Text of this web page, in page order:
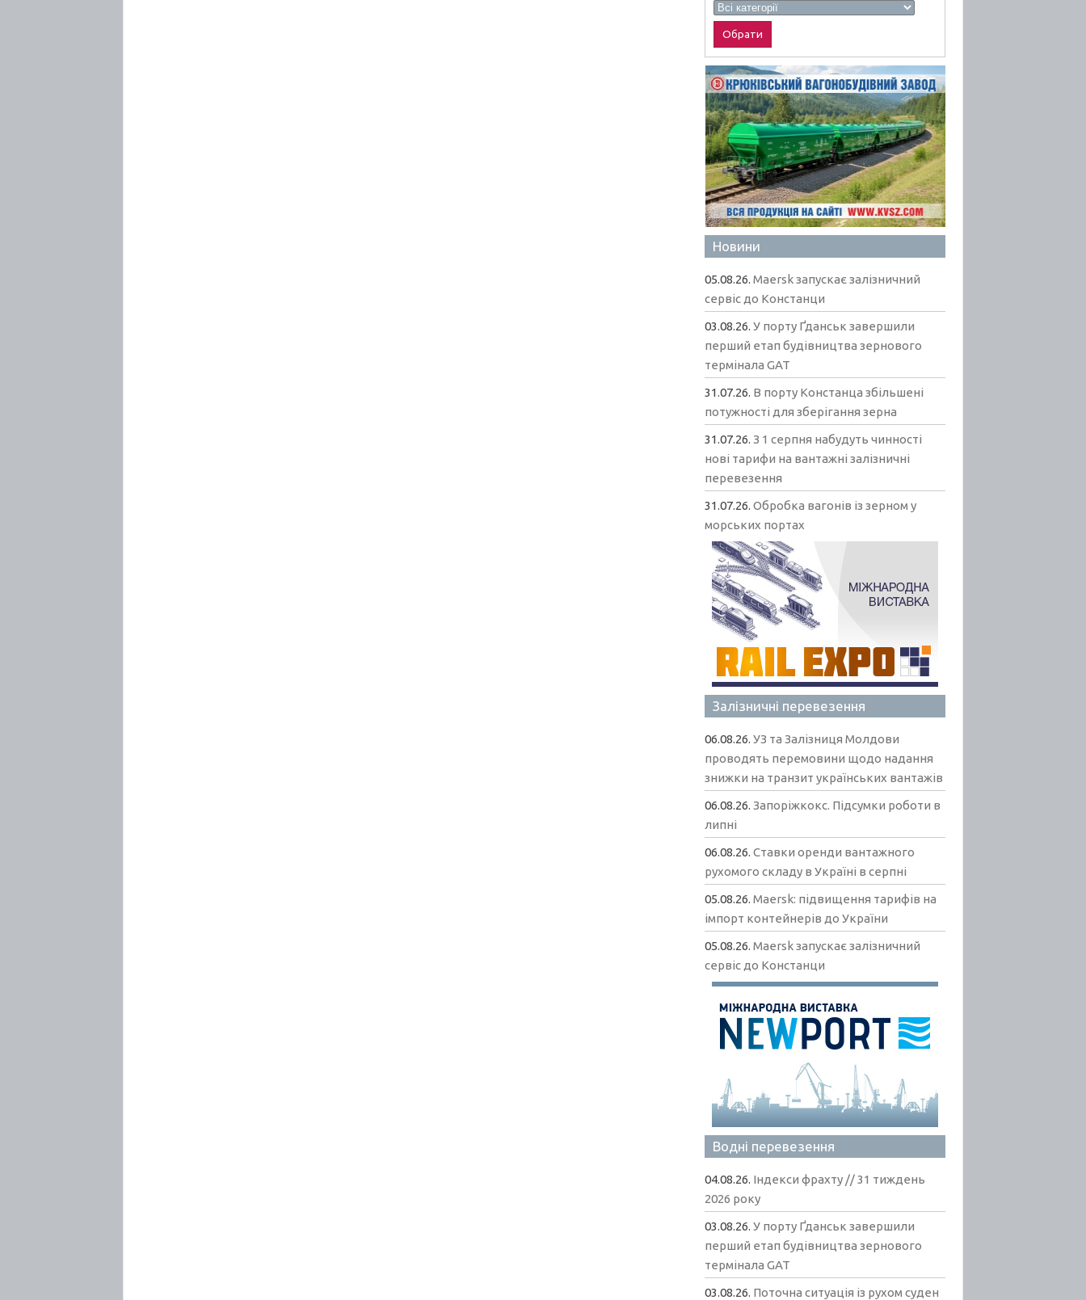
Новини
05.08.26.Maersk запускає залізничний
сервіс до Констанци
03.08.26.У порту Ґданськ завершили
перший етап будівництва зернового
термінала GAT
31.07.26. В порту Констанца збільшені
потужності для зберігання зерна
31.07.26.З 1 серпня набудуть чинності
нові тарифи на вантажні залізничні
перевезення
31.07.26.Обробка вагонів із зерном у
морських портах
Залізничні перевезення
06.08.26.УЗ та Залізниця Молдови
проводять перемовини щодо надання
знижки на транзит українських вантажів
06.08.26.Запоріжкокс. Підсумки роботи в
липні
06.08.26.Ставки оренди вантажного
рухомого складу в Україні в серпні
05.08.26.Maersk: підвищення тарифів на
імпорт контейнерів до України
05.08.26.Maersk запускає залізничний
сервіс до Констанци
Водні перевезення
04.08.26. Індекси фрахту // 31 тиждень
2026 року
03.08.26.У порту Ґданськ завершили
перший етап будівництва зернового
термінала GAT
03.08.26. Поточна ситуація із рухом суден